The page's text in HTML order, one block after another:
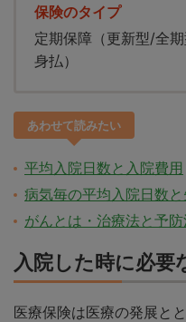
保険のタイプ
定期保障（更新型/全
身払）
あわせて読みたい
平均入院日数と入院費用
病気毎の平均入院日数
がんとは・治療法と予
入院した時に必要
医療保険は医療の発展と